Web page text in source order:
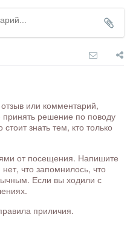
или комментарий,
решение по поводу
знать тем, кто только
от посещения. Напишите
что запомнилось, что
Если вы ходили с
приличия.